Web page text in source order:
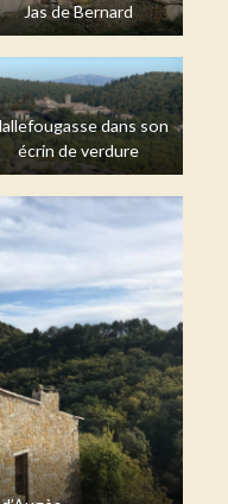
Jas de Bernard
dans son
écrin de verdure